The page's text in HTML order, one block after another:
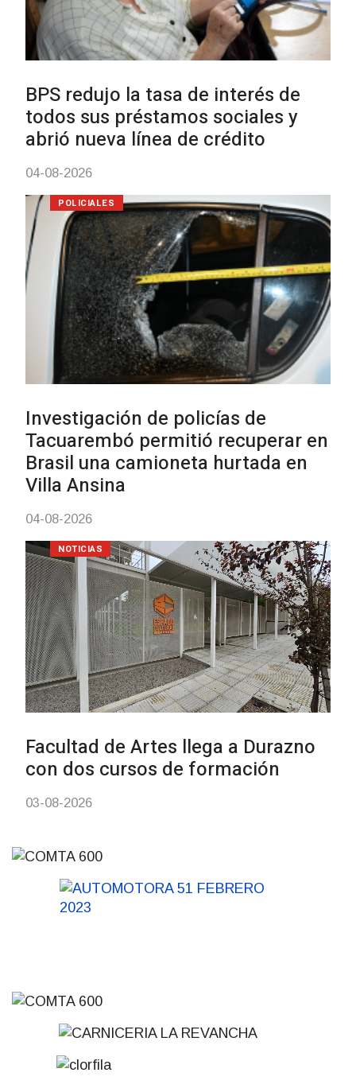
personas en situación de
discapacidad
03-08-2026
Siniestro laboral con tiernizadora
de carne
01-08-2026
POLICIALES
Inauguran Destacamento de la
Republicana en Durazno
31-07-2026